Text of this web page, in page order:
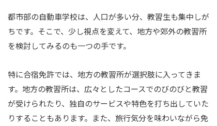
都市部の自動車学校は、人口が多い分、教習生も集中しが
ちです。そこで、少し視点を変えて、地方や郊外の教習所
を検討してみるのも一つの手です。
特に合宿免許では、地方の教習所が選択肢に入ってきま
す。地方の教習所は、広々としたコースでのびのびと教習
が受けられたり、独自のサービスや特色を打ち出していた
りすることもあります。また、旅行気分を味わいながら免